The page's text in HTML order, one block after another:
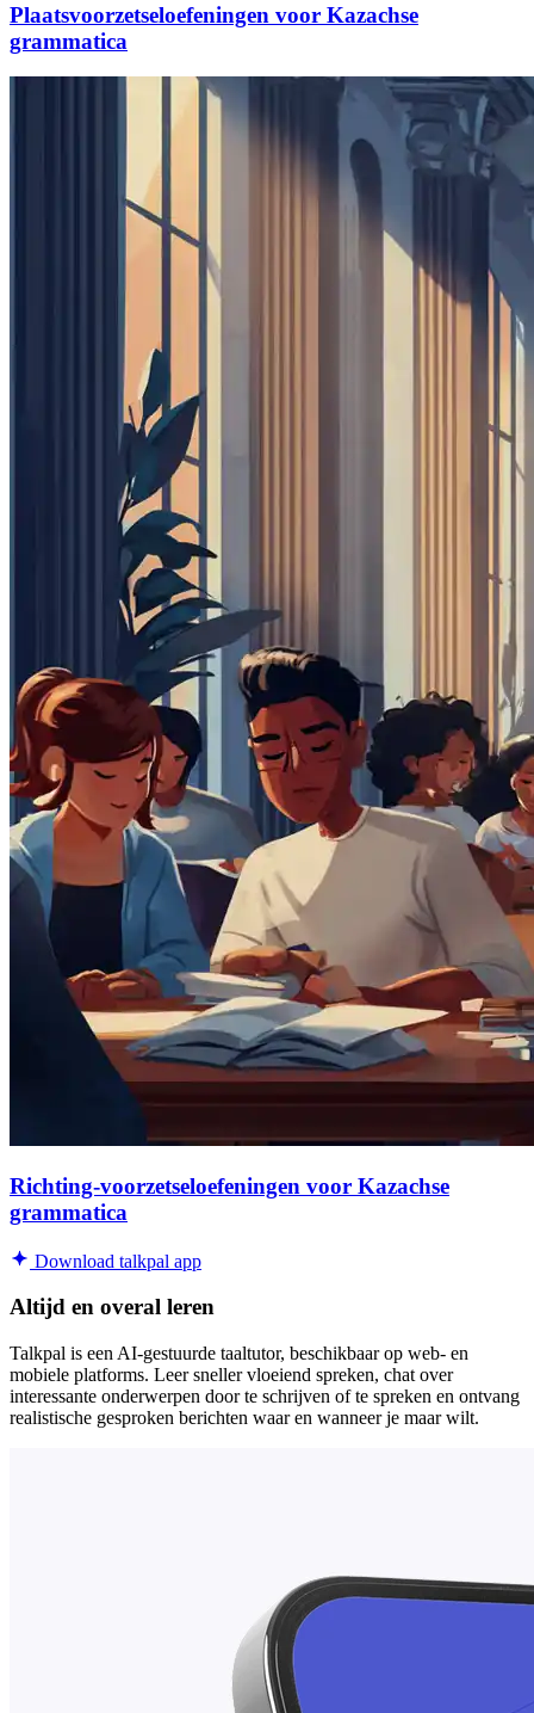
Plaatsvoorzetseloefeningen voor Kazachse
grammatica
Richting-voorzetseloefeningen voor Kazachse
grammatica
Download talkpal app
Altijd en overal leren
Talkpal is een AI-gestuurde taaltutor, beschikbaar op web- en
mobiele platforms. Leer sneller vloeiend spreken, chat over
interessante onderwerpen door te schrijven of te spreken en ontvang
realistische gesproken berichten waar en wanneer je maar wilt.